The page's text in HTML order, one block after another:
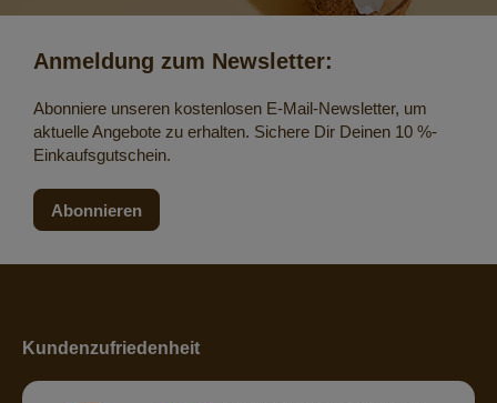
Anmeldung zum Newsletter:
Abonniere unseren kostenlosen E-Mail-Newsletter, um
aktuelle Angebote zu erhalten. Sichere Dir Deinen 10 %-
Einkaufsgutschein.
Abonnieren
Kundenzufriedenheit